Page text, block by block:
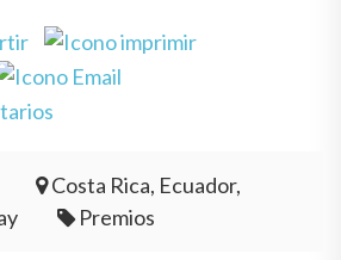
Costa Rica, Ecuador,
Premios